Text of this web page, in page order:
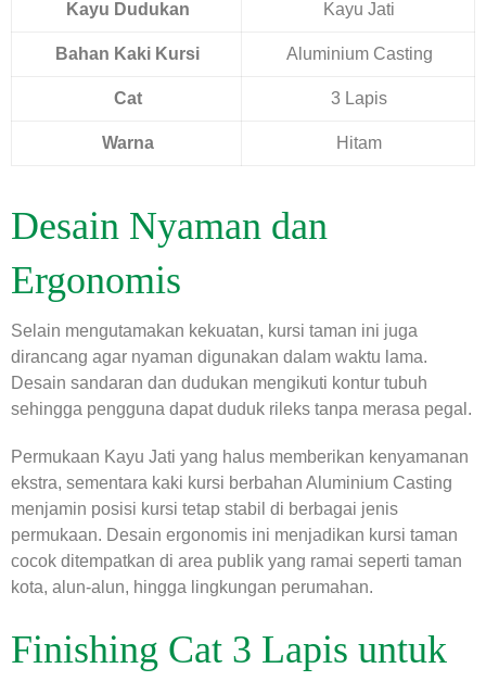
Kayu Dudukan Kayu Jati
Bahan Kaki Kursi Aluminium Casting
Cat 3 Lapis
Warna Hitam
Desain Nyaman dan
Ergonomis
Selain mengutamakan kekuatan, kursi taman ini juga
dirancang agar nyaman digunakan dalam waktu lama.
Desain sandaran dan dudukan mengikuti kontur tubuh
sehingga pengguna dapat duduk rileks tanpa merasa pegal.
Permukaan Kayu Jati yang halus memberikan kenyamanan
ekstra, sementara kaki kursi berbahan Aluminium Casting
menjamin posisi kursi tetap stabil di berbagai jenis
permukaan. Desain ergonomis ini menjadikan kursi taman
cocok ditempatkan di area publik yang ramai seperti taman
kota, alun-alun, hingga lingkungan perumahan.
Finishing Cat 3 Lapis untuk